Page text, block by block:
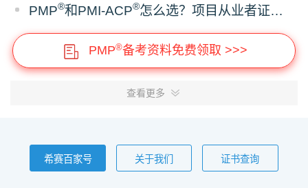
PMP®和PMI-ACP®怎么选？项目从业者证书报考建议
PMP®备考资料免费领取 >>>
查看更多
希赛百家号 关于我们 证书查询